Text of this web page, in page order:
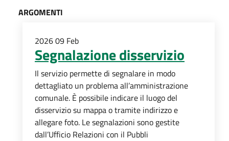
ARGOMENTI
202609 Feb
Segnalazione disservizio
Il servizio permette di segnalare in modo
dettagliato un problema all’amministrazione
comunale. È possibile indicare il luogo del
disservizio su mappa o tramite indirizzo e
allegare foto. Le segnalazioni sono gestite
dall’Ufficio Relazioni con il Pubbli